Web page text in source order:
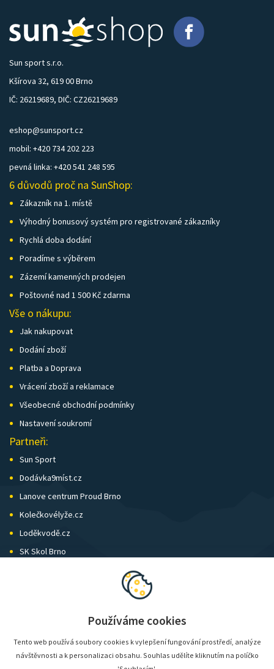
Sun sport s.r.o.
Kšírova 32, 619 00 Brno
IČ: 26219689, DIČ: CZ26219689
eshop@sunsport.cz
mobil: +420 734 202 223
pevná linka: +420 541 248 595
6 důvodů proč na SunShop:
Zákazník na 1. místě
Výhodný bonusový systém pro registrované zákazníky
Rychlá doba dodání
Poradíme s výběrem
Zázemí kamenných prodejen
Poštovné nad 1 500 Kč zdarma
Vše o nákupu:
Jak nakupovat
Dodání zboží
Platba a Doprava
Vrácení zboží a reklamace
Všeobecné obchodní podmínky
Nastavení soukromí
Partneři:
Sun Sport
Dodávka9míst.cz
Lanove centrum Proud Brno
Kolečkovélyže.cz
Loděkvodě.cz
SK Skol Brno
Používáme cookies
Tento web používá soubory cookies k vylepšení fungování prostředí, analýze
návštěvnosti a k personalizaci obsahu. Souhlas udělíte kliknutím na políčko